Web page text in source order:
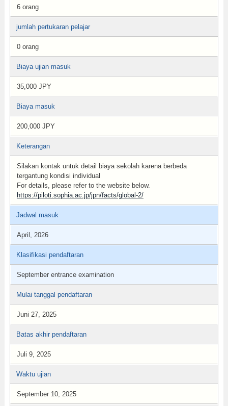
6 orang
jumlah pertukaran pelajar
0 orang
Biaya ujian masuk
35,000 JPY
Biaya masuk
200,000 JPY
Keterangan
Silakan kontak untuk detail biaya sekolah karena berbeda
tergantung kondisi individual
For details, please refer to the website below.
https://piloti.sophia.ac.jp/jpn/facts/global-2/
Jadwal masuk
April, 2026
Klasifikasi pendaftaran
September entrance examination
Mulai tanggal pendaftaran
Juni 27, 2025
Batas akhir pendaftaran
Juli 9, 2025
Waktu ujian
September 10, 2025